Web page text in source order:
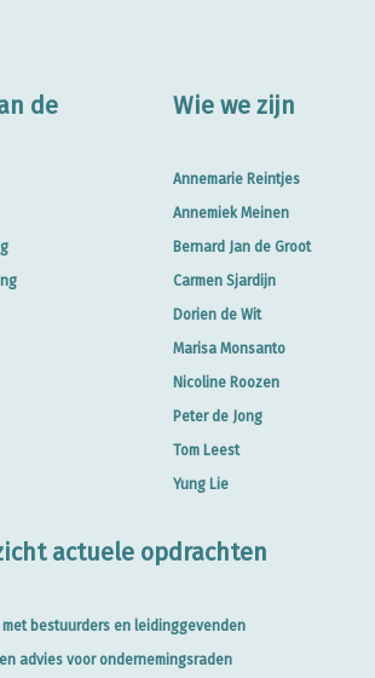
de
Wie we zijn
Annemarie Reintjes
Annemiek Meinen
Bernard Jan de Groot
Carmen Sjardijn
Dorien de Wit
Marisa Monsanto
Nicoline Roozen
Peter de Jong
Tom Leest
Yung Lie
actuele opdrachten
met bestuurders en leidinggevenden
advies voor ondernemingsraden